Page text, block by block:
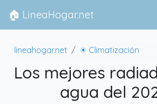
🏠 LineaHogar.net
lineahogar.net ☀ Climatización
Los mejores
agua del